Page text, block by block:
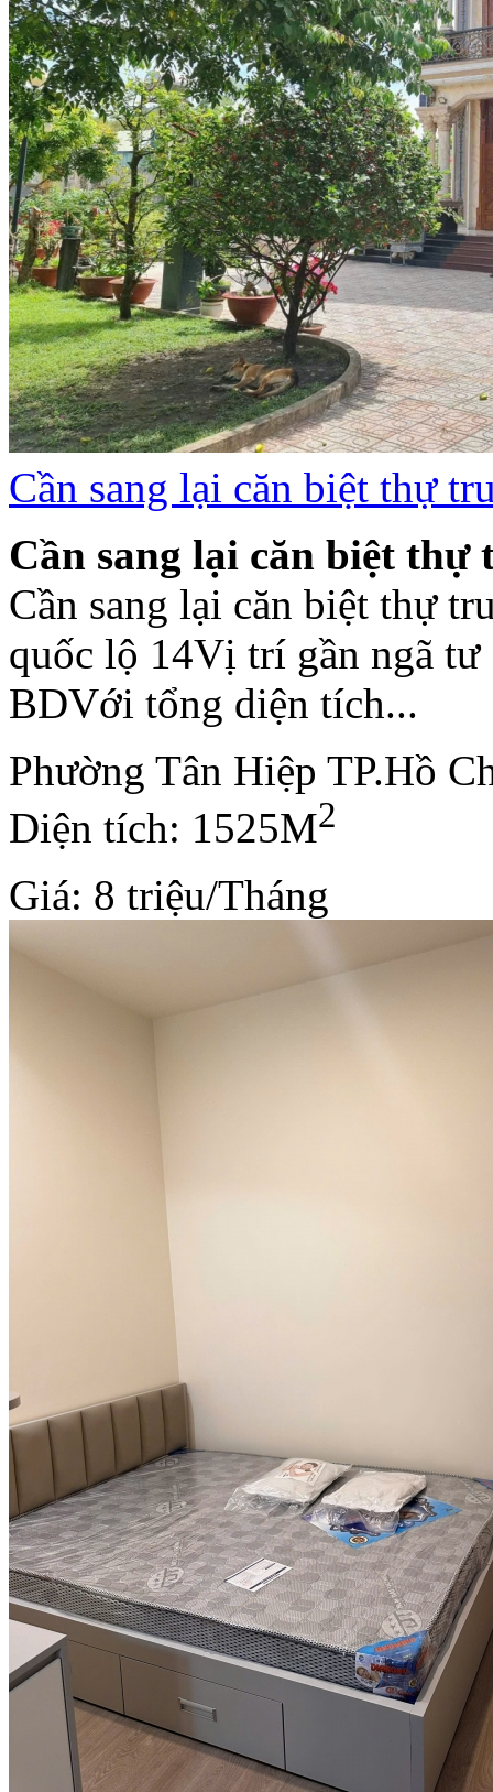
Cần sang lại căn biệt thự
Cần sang lại căn biệt
Cần sang lại căn biệt thự
quốc lộ 14Vị trí gần ngã
BDVới tổng diện tích...
Phường Tân Hiệp TP.Hồ
Diện tích: 1525M2
Giá: 8 triệu/Tháng